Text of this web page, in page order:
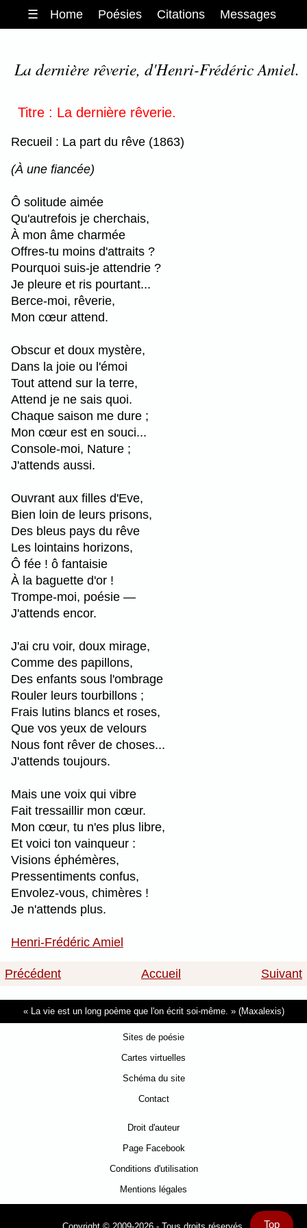
☰ Home Poésies Citations Messages
La dernière rêverie, d'Henri-Frédéric Amiel.
Titre : La dernière rêverie.
Recueil : La part du rêve (1863)
(À une fiancée)
Ô solitude aimée
Qu'autrefois je cherchais,
À mon âme charmée
Offres-tu moins d'attraits ?
Pourquoi suis-je attendrie ?
Je pleure et ris pourtant...
Berce-moi, rêverie,
Mon cœur attend.
Obscur et doux mystère,
Dans la joie ou l'émoi
Tout attend sur la terre,
Attend je ne sais quoi.
Chaque saison me dure ;
Mon cœur est en souci...
Console-moi, Nature ;
J'attends aussi.
Ouvrant aux filles d'Eve,
Bien loin de leurs prisons,
Des bleus pays du rêve
Les lointains horizons,
Ô fée ! ô fantaisie
À la baguette d'or !
Trompe-moi, poésie —
J'attends encor.
J'ai cru voir, doux mirage,
Comme des papillons,
Des enfants sous l'ombrage
Rouler leurs tourbillons ;
Frais lutins blancs et roses,
Que vos yeux de velours
Nous font rêver de choses...
J'attends toujours.
Mais une voix qui vibre
Fait tressaillir mon cœur.
Mon cœur, tu n'es plus libre,
Et voici ton vainqueur :
Visions éphémères,
Pressentiments confus,
Envolez-vous, chimères !
Je n'attends plus.
Henri-Frédéric Amiel
Précédent Accueil Suivant
Top
La vie est un long poème que l'on écrit soi-même. (Maxalexis)
Sites de poésie
Cartes virtuelles
Schéma du site
Contact
Droit d'auteur
Page Facebook
Conditions d'utilisation
Mentions légales